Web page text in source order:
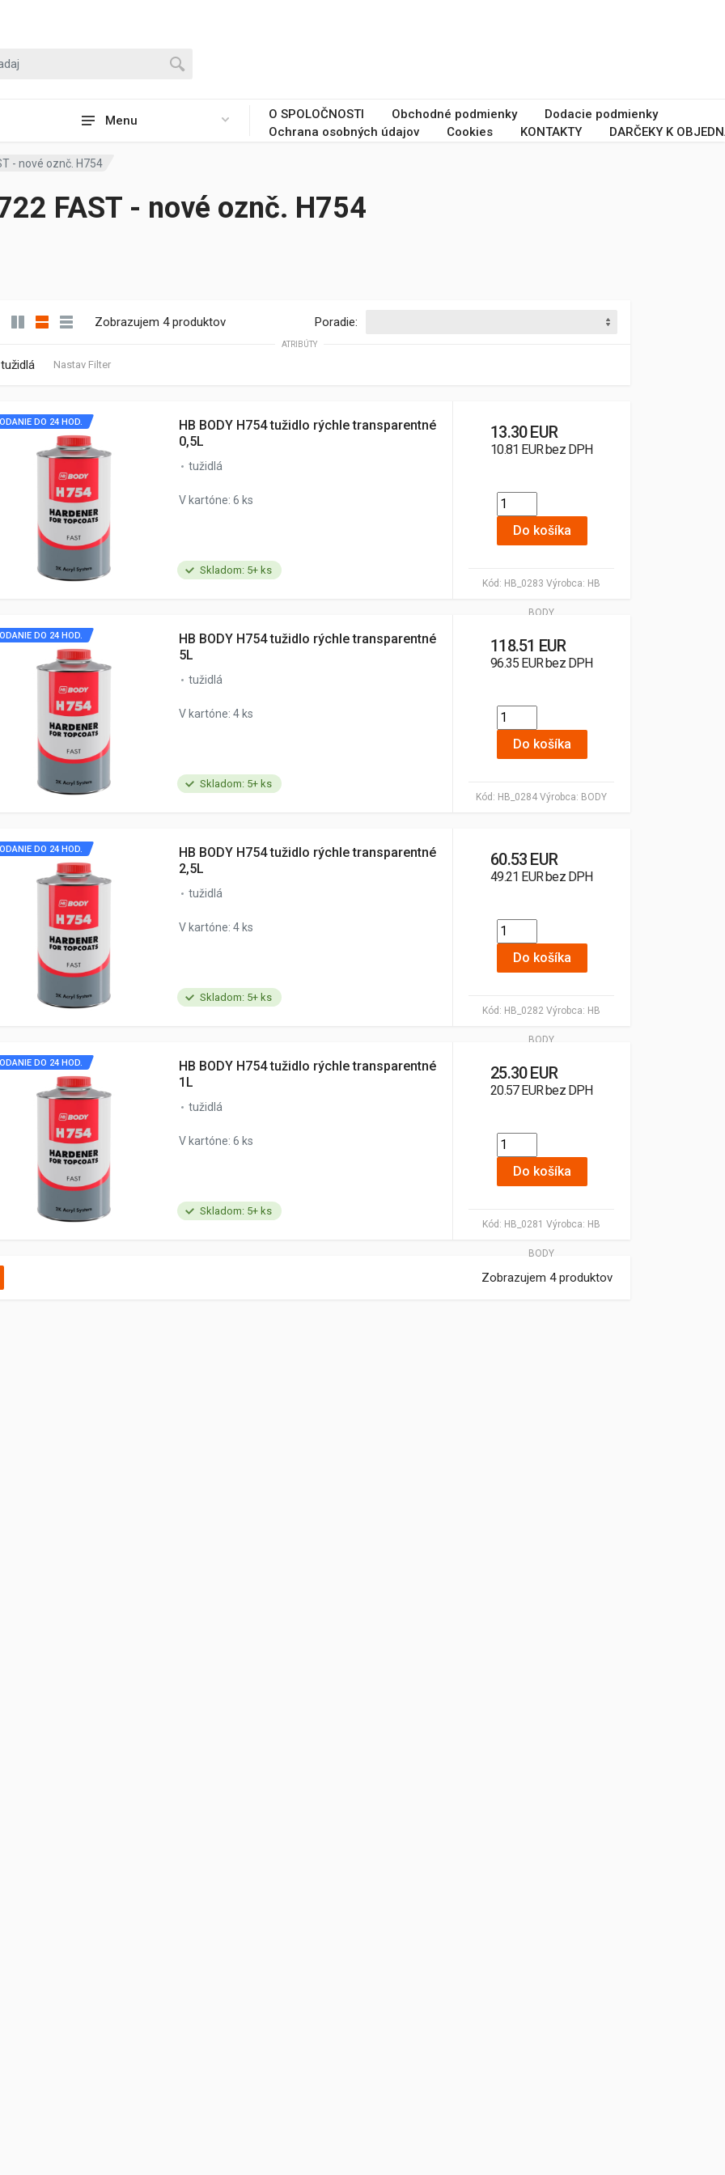
Menu O SPOLOČNOSTI Obchodné podmienky
Dodacie podmienky
Ochrana osobných údajov
Cookies KONTAKTY DARČEKY K
- nové oznč. H754
FAST - nové oznč. H754
Zobrazujem 4 produktov Poradie:
ATRIBÚTY
tužidlá Nastav Filter
Skladom: 5+ ks
Kód: HB_0283 Výrobca: HB
BODY
DO 24 HOD.
HB BODY H754 tužidlo rýchle transparentné
0,5L
tužidlá
V kartóne: 6 ks
13.30 EUR
10.81 EUR bez DPH
Do košíka
Skladom: 5+ ks
Kód: HB_0284 Výrobca: BODY
DO 24 HOD.
HB BODY H754 tužidlo rýchle transparentné
5L
tužidlá
V kartóne: 4 ks
118.51 EUR
96.35 EUR bez DPH
Do košíka
Skladom: 5+ ks
Kód: HB_0282 Výrobca: HB
BODY
DO 24 HOD.
HB BODY H754 tužidlo rýchle transparentné
2,5L
tužidlá
V kartóne: 4 ks
60.53 EUR
49.21 EUR bez DPH
Do košíka
Skladom: 5+ ks
Kód: HB_0281 Výrobca: HB
BODY
DO 24 HOD.
HB BODY H754 tužidlo rýchle transparentné
1L
tužidlá
V kartóne: 6 ks
25.30 EUR
20.57 EUR bez DPH
Do košíka
Zobrazujem 4 produktov